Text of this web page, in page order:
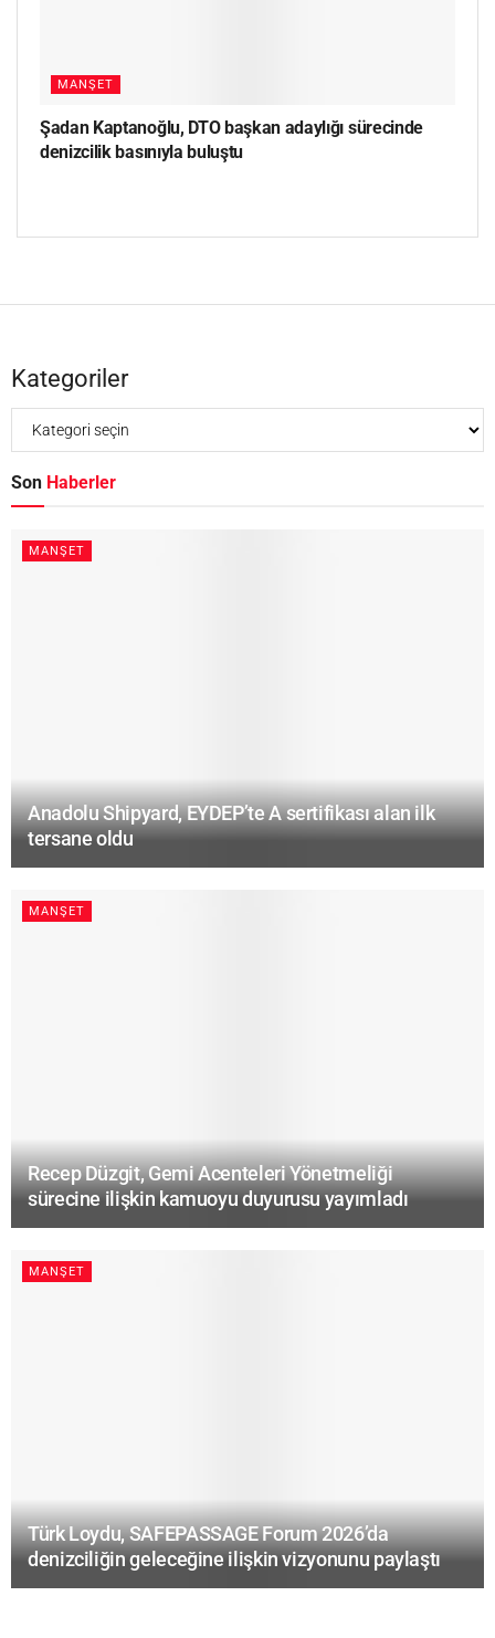
MANŞET
Şadan Kaptanoğlu, DTO başkan adaylığı sürecinde
denizcilik basınıyla buluştu
Kategoriler
Son Haberler
MANŞET
Anadolu Shipyard, EYDEP’te A sertifikası alan ilk
tersane oldu
MANŞET
Recep Düzgit, Gemi Acenteleri Yönetmeliği
sürecine ilişkin kamuoyu duyurusu yayımladı
MANŞET
Türk Loydu, SAFEPASSAGE Forum 2026’da
denizciliğin geleceğine ilişkin vizyonunu paylaştı